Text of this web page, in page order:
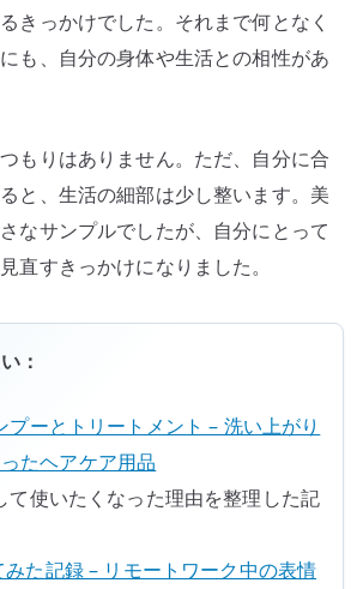
きっかけでした。それまで何となく
も、自分の身体や生活との相性があ
もりはありません。ただ、自分に合
と、生活の細部は少し整います。美
なサンプルでしたが、自分にとって
直すきっかけになりました。
：
プーとトリートメント – 洗い上がり
たヘアケア用品
て使いたくなった理由を整理した記
みた記録 – リモートワーク中の表情